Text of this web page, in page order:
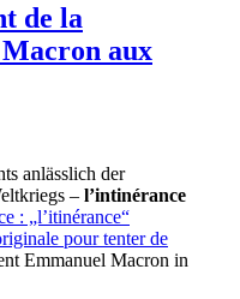
de la
aux
anlässlich der
– l’intinérance
: „l’itinérance“
pour tenter de
Emmanuel Macron in